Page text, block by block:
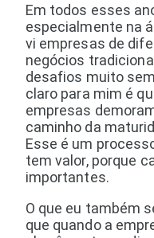
Em todos esses
especialmente na
vi empresas de
negócios
desafios muito
claro para mim é
empresas
caminho da
Esse é um
tem valor, porque
importantes.
O que eu também
que quando a